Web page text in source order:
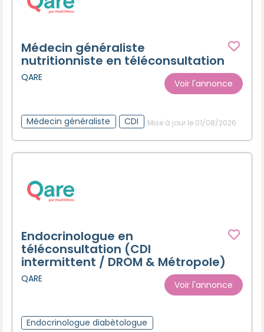
Médecin généraliste
nutritionniste en téléconsultation
QARE
Voir l'annonce
Médecin généraliste CDI Mise à jour le 01/08/2026
Endocrinologue en
téléconsultation (CDI
intermittent / DROM & Métropole)
QARE
Voir l'annonce
Endocrinologue diabètologue